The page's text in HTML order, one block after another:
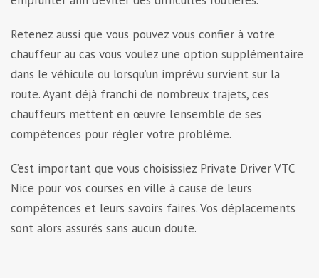
Retenez aussi que vous pouvez vous confier à votre
chauffeur au cas vous voulez une option supplémentaire
dans le véhicule ou lorsqu’un imprévu survient sur la
route. Ayant déjà franchi de nombreux trajets, ces
chauffeurs mettent en œuvre l’ensemble de ses
compétences pour régler votre problème.
C’est important que vous choisissiez Private DriverVTC
Nice pour vos courses en ville à cause de leurs
compétences et leurs savoirs faires. Vos déplacements
sont alors assurés sans aucun doute.